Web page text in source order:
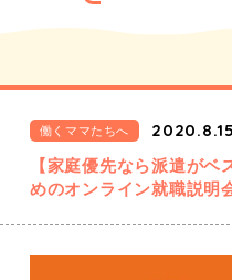
働くママたちへ 2020.8.15
【家庭優先なら派遣が
めのオンライン就職説明